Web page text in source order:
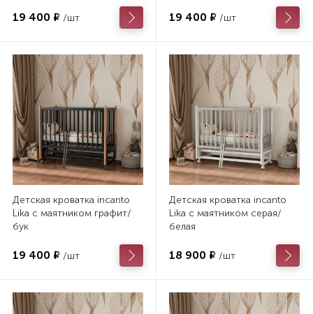
19 400 ₽ /шт 19 400 ₽ /шт
Детская кроватка incanto
Lika с маятником графит/
бук
19 400 ₽ /шт
Детская кроватка incanto
Lika с маятником серая/
белая
18 900 ₽ /шт